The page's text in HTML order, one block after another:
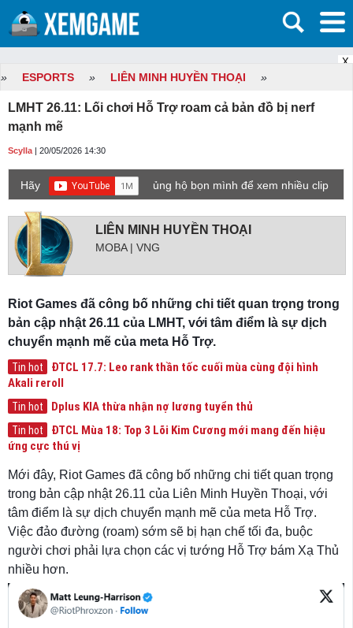
X
» ESPORTS » LIÊN MINH HUYỀN THOẠI »
LMHT 26.11: Lối chơi Hỗ Trợ roam cả bản đồ bị nerf
mạnh mẽ
Scylla | 20/05/2026 14:30
Hãy
ủng hộ bọn mình để xem nhiều clip
LIÊN MINH HUYỀN THOẠI
MOBA | VNG
Riot Games đã công bố những chi tiết quan trọng trong
bản cập nhật 26.11 của LMHT, với tâm điểm là sự dịch
chuyển mạnh mẽ của meta Hỗ Trợ.
Tin hot
ĐTCL 17.7: Leo rank thần tốc cuối mùa cùng đội hình
Akali reroll
Tin hot Dplus KIA thừa nhận nợ lương tuyển thủ
Tin hot
ĐTCL Mùa 18: Top 3 Lõi Kim Cương mới mang đến hiệu
ứng cực thú vị
Mới đây, Riot Games đã công bố những chi tiết quan trọng
trong bản cập nhật 26.11 của Liên Minh Huyền Thoại, với
tâm điểm là sự dịch chuyển mạnh mẽ của meta Hỗ Trợ.
Việc đảo đường (roam) sớm sẽ bị hạn chế tối đa, buộc
người chơi phải lựa chọn các vị tướng Hỗ Trợ bám Xạ Thủ
nhiều hơn.